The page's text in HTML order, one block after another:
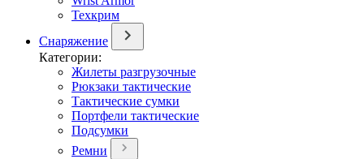
Техкрим
Снаряжение
Категории:
Жилеты разгрузочные
Рюкзаки тактические
Тактические сумки
Портфели тактические
Подсумки
Ремни